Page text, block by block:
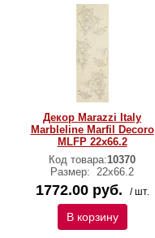
Декор Marazzi Italy
Marbleline Marfil Decoro
MLFP 22х66.2
Код товара:10370
Размер: 22х66.2
1772.00 руб. / шт.
В корзину